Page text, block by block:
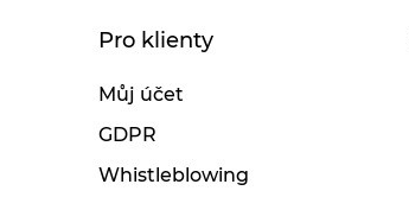
Pro klienty
Můj účet
GDPR
Whistleblowing